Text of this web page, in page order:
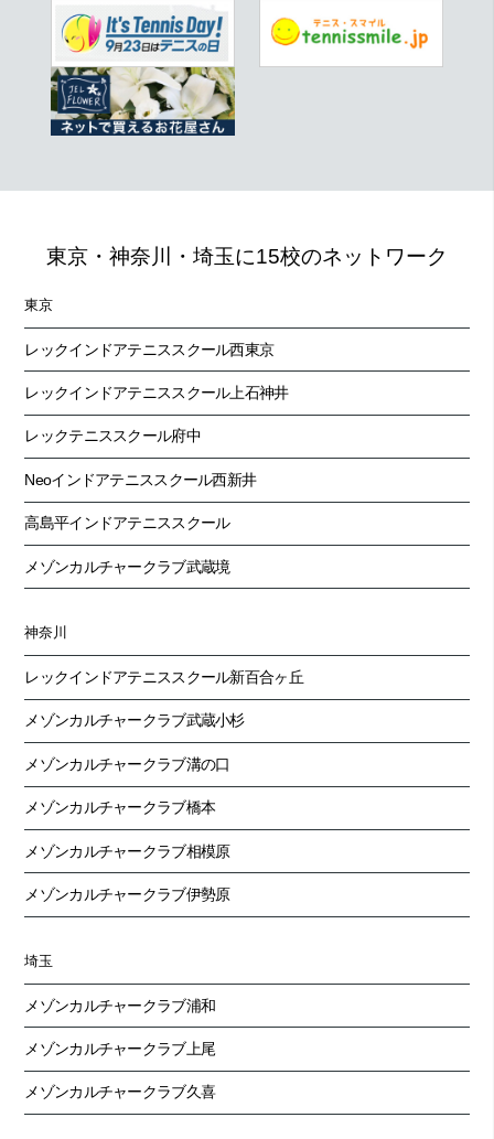
独特
時の流れを感じたトイ・ストーリー5
2026.7.16 江口 貴和コーチ
東京・神奈川・埼玉に15校のネットワーク
東京
レックインドアテニススクール西東京
レックインドアテニススクール上石神井
レックテニススクール府中
Neoインドアテニススクール西新井
高島平インドアテニススクール
メゾンカルチャークラブ武蔵境
神奈川
レックインドアテニススクール新百合ヶ丘
メゾンカルチャークラブ武蔵小杉
メゾンカルチャークラブ溝の口
メゾンカルチャークラブ橋本
メゾンカルチャークラブ相模原
メゾンカルチャークラブ伊勢原
埼玉
メゾンカルチャークラブ浦和
メゾンカルチャークラブ上尾
メゾンカルチャークラブ久喜